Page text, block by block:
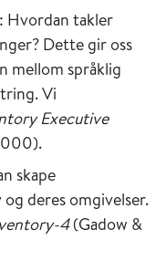
Hvordan takler
Dette gir oss
mellom språklig
Vi
Executive
skape
deres omgivelser.
4(Gadow &